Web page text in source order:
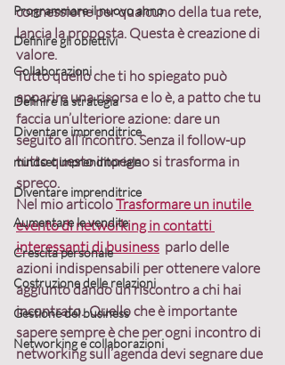
Programmare il nuovo anno
Definire gli obiettivi
Collaborazioni
Definire la strategia
Diventare imprenditrice
mindset imprenditoriale
Diventare imprenditrice
Aumentare le vendite
Crescita personale
Costruzione delle relazioni
Gestione del business
Networking e collaborazioni
connessione per qualcuno della tua rete,
lancia la proposta. Questa è creazione di
valore.
Tutto quello che ti ho spiegato può
apparire una risorsa e lo è, a patto che tu
faccia un’ulteriore azione: dare un
seguito all’incontro. Senza il follow-up
tutto questo impegno si trasforma in
spreco.
Nel mio articolo Trasformare un inutile
evento di networking in contatti
interessanti di business parlo delle
azioni indispensabili per ottenere valore
aggiunto dando un riscontro a chi hai
incontrato.  Quello che è importante
sapere sempre è che per ogni incontro di
networking sull’agenda devi segnare due